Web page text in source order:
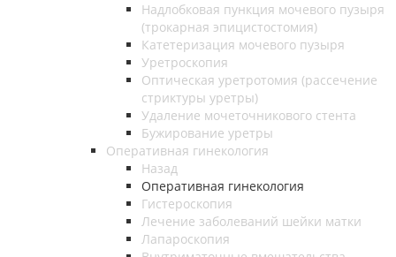
Надлобковая пункция мочевого пузыря
(трокарная эпицистостомия)
Катетеризация мочевого пузыря
Уретроскопия
Оптическая уретротомия (рассечение
стриктуры уретры)
Удаление мочеточникового стента
Бужирование уретры
Оперативная гинекология
Назад
Оперативная гинекология
Гистероскопия
Лечение заболеваний шейки матки
Лапароскопия